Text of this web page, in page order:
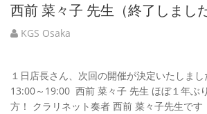
西前 菜々子 先生（終了しました
KGS Osaka
１日店長さん、次回の開催が決定いたしま
13:00～19:00 西前 菜々子 先生 ほぼ１年ぶ
方！ クラリネット奏者 西前 菜々子先生で